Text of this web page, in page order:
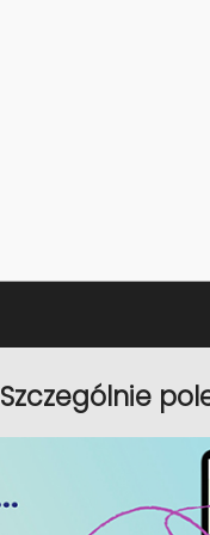
Szczególnie
produktów
nowe